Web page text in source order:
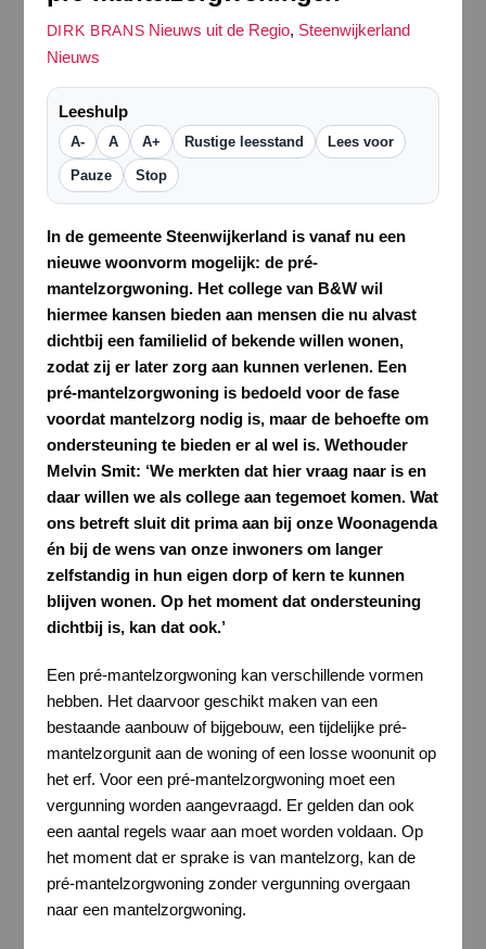
DIRK BRANS Nieuws uit de Regio, Steenwijkerland
Nieuws
Leeshulp
A- A A+ Rustige leesstand Lees voor
Pauze Stop
In de gemeente Steenwijkerland is vanaf nu een
nieuwe woonvorm mogelijk: de pré-
mantelzorgwoning. Het college van B&W wil
hiermee kansen bieden aan mensen die nu alvast
dichtbij een familielid of bekende willen wonen,
zodat zij er later zorg aan kunnen verlenen. Een
pré-mantelzorgwoning is bedoeld voor de fase
voordat mantelzorg nodig is, maar de behoefte om
ondersteuning te bieden er al wel is. Wethouder
Melvin Smit: ‘We merkten dat hier vraag naar is en
daar willen we als college aan tegemoet komen. Wat
ons betreft sluit dit prima aan bij onze Woonagenda
én bij de wens van onze inwoners om langer
zelfstandig in hun eigen dorp of kern te kunnen
blijven wonen. Op het moment dat ondersteuning
dichtbij is, kan dat ook.’
Een pré-mantelzorgwoning kan verschillende vormen
hebben. Het daarvoor geschikt maken van een
bestaande aanbouw of bijgebouw, een tijdelijke pré-
mantelzorgunit aan de woning of een losse woonunit op
het erf. Voor een pré-mantelzorgwoning moet een
vergunning worden aangevraagd. Er gelden dan ook
een aantal regels waar aan moet worden voldaan. Op
het moment dat er sprake is van mantelzorg, kan de
pré-mantelzorgwoning zonder vergunning overgaan
naar een mantelzorgwoning.